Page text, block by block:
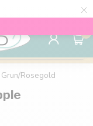
×
0
Rosegold